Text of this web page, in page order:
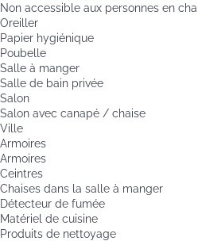
Non accessible aux personnes en
Oreiller
Papier hygiénique
Poubelle
Salle à manger
Salle de bain privée
Salon
Salon avec canapé / chaise
Ville
Armoires
Armoires
Ceintres
Chaises dans la salle à manger
Détecteur de fumée
Matériel de cuisine
Produits de nettoyage